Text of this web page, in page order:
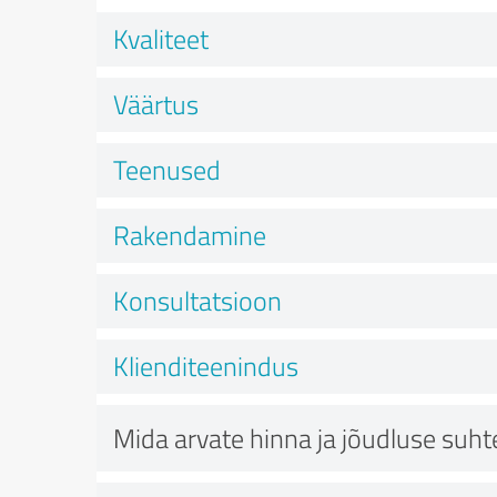
Kvaliteet
Väärtus
Teenused
Rakendamine
Konsultatsioon
Klienditeenindus
Mida arvate hinna ja jõudluse